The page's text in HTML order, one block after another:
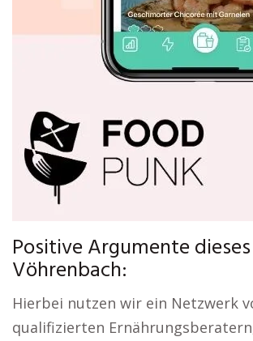
Positive Argumente
Vöhrenbach:
Hierbei nutzen wir ein Netzwerk
qualifizierten